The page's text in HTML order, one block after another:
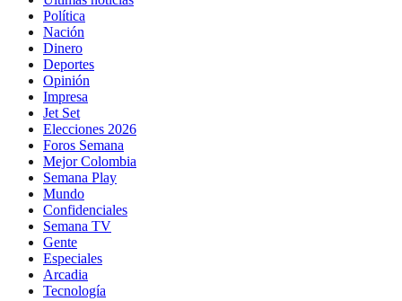
Política
Nación
Dinero
Deportes
Opinión
Impresa
Jet Set
Elecciones 2026
Foros Semana
Mejor Colombia
Semana Play
Mundo
Confidenciales
Semana TV
Gente
Especiales
Arcadia
Tecnología